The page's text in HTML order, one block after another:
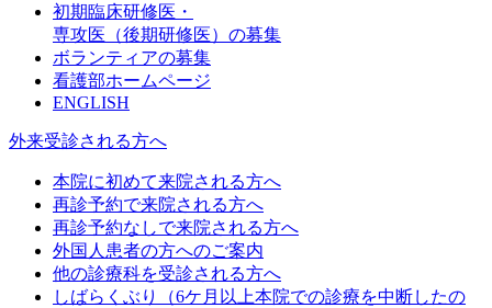
初期臨床研修医・
専攻医（後期研修医）の募集
ボランティアの募集
看護部ホームページ
ENGLISH
外来受診される方へ
本院に初めて来院される方へ
再診予約で来院される方へ
再診予約なしで来院される方へ
外国人患者の方へのご案内
他の診療科を受診される方へ
しばらくぶり（6ケ月以上本院での診療を中断したの